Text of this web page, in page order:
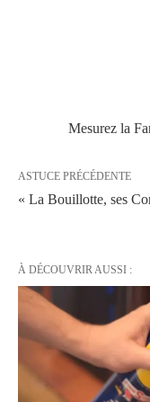
Mesurez la
ASTUCE PRÉCÉDENTE
« La Bouillotte, ses
À DÉCOUVRIR AUSSI :